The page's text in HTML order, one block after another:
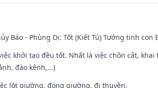
Báo - Phùng Dị: Tốt (Kiết Tú) Tướng tinh
khởi tạo đều tốt. Nhất là việc chôn cất,
đào kênh,...)
lót giường, đóng giường, đi thuyền.